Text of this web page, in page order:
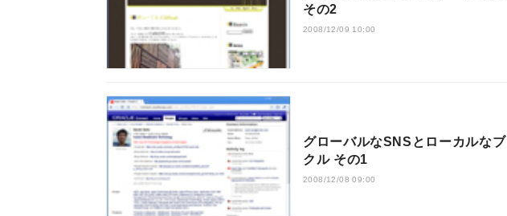
その2
2008/12/09 10:00
グローバルなSNSとローカルな
クル その1
2008/12/08 09:00